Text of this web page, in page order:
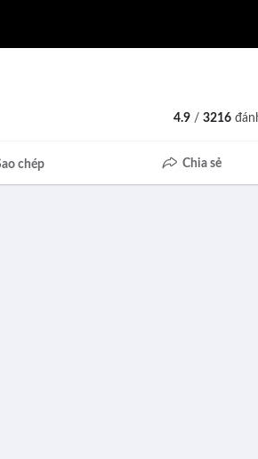
4.9 /3216
chép Chia sẻ